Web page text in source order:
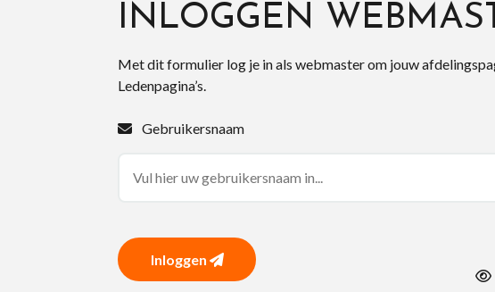
INLOGGEN
Met dit formulier log je in als webmaster om jouw
Ledenpagina’s.
Gebruikersnaam
Inloggen